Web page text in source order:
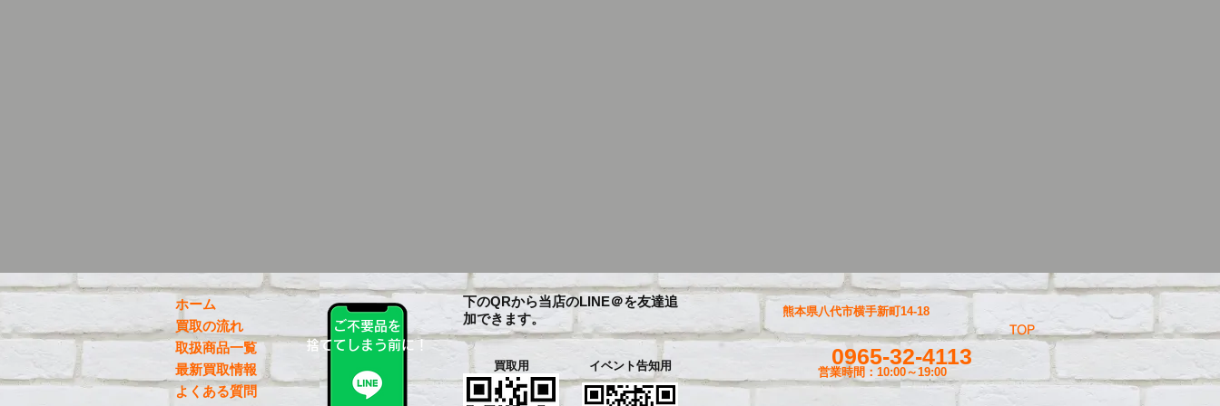
ホーム
買取の流れ
取扱商品一覧
最新買取情報
よくある質問
ご不要品を
捨ててしまう前に！
下のQRから当店のLINE＠を友達追
加できます。
買取用 イベント告知用
TOP
0965-32-4113
営業時間：10:00～19:00
熊本県八代市横手新町14-18